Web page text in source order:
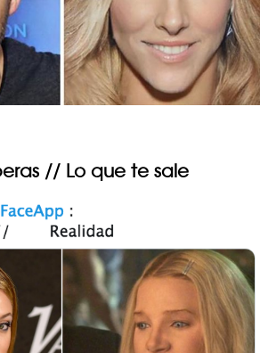
// Lo que te sale